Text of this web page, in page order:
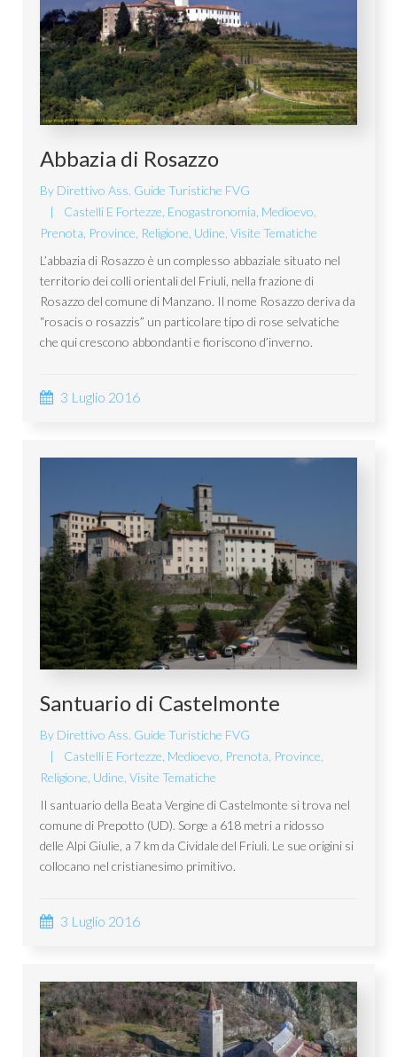
Abbazia di Rosazzo
By Direttivo Ass. Guide Turistiche FVG
Castelli E Fortezze Enogastronomia Medioevo
Prenota Province Religione Udine Visite Tematiche
L’abbazia di Rosazzo è un complesso abbaziale situato nel
territorio dei colli orientali del Friuli, nella frazione di
Rosazzo del comune di Manzano. Il nome Rosazzo deriva da
“rosacis o rosazzis” un particolare tipo di rose selvatiche
che qui crescono abbondanti e fioriscono d’inverno.
3 Luglio 2016
Santuario di Castelmonte
By Direttivo Ass. Guide Turistiche FVG
Castelli E Fortezze Medioevo Prenota Province
Religione Udine Visite Tematiche
Il santuario della Beata Vergine di Castelmonte si trova nel
comune di Prepotto (UD). Sorge a 618 metri a ridosso
delle Alpi Giulie, a 7 km da Cividale del Friuli. Le sue origini si
collocano nel cristianesimo primitivo.
3 Luglio 2016